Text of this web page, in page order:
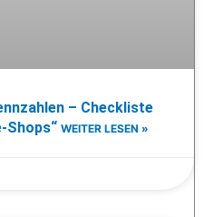
– Checkliste
Shops“ WEITER LESEN »